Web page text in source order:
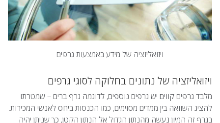
ויזואליזציה של מידע באמצעות גרפים
ויזואליזציה של נתונים בחלוקה לסוגי גרפים
מלבד גרפים קווים יש גרפים נוספים, לדוגמה גרף ברים – שמטרתו
להציג השוואה בין ממדים מסוימים, כמו הכנסות ביחס לאנשי המכירות.
בגרף זה המיון נעשה מהנתון הגדול אל הנתון הקטן, כך שניתן יהיה